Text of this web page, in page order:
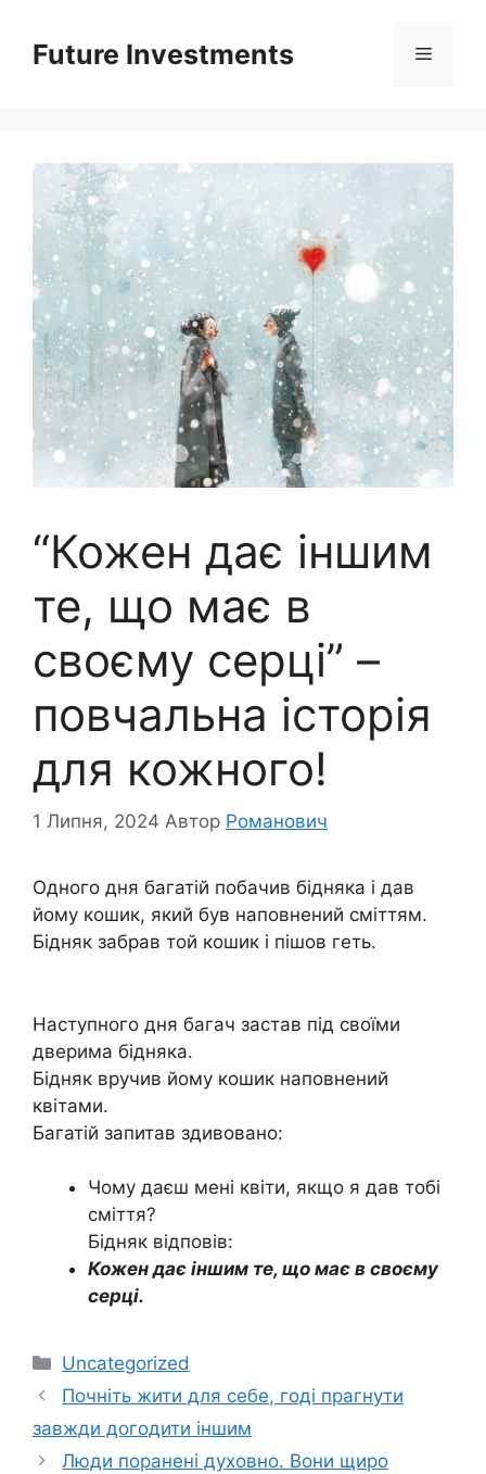
вмістуFuture Investments Меню
“Кожен дає іншим
те, що має в
своєму серці” –
повчальна історія
для кожного!
1 Липня, 2024 Автор Романович
Одного дня багатій побачив бідняка і дав
йому кошик, який був наповнений сміттям.
Бідняк забрав той кошик і пішов геть.
Наступного дня багач застав під своїми
дверима бідняка.
Бідняк вручив йому кошик наповнений
квітами.
Багатій запитав здивовано:
Чому даєш мені квіти, якщо я дав тобі
сміття?
Бідняк відповів:
Кожен дає іншим те, що має в своєму
серці.
Категорії
Uncategorized
Почніть жити для себе, годі прагнути
завжди догодити іншим
Люди поранені духовно. Вони щиро